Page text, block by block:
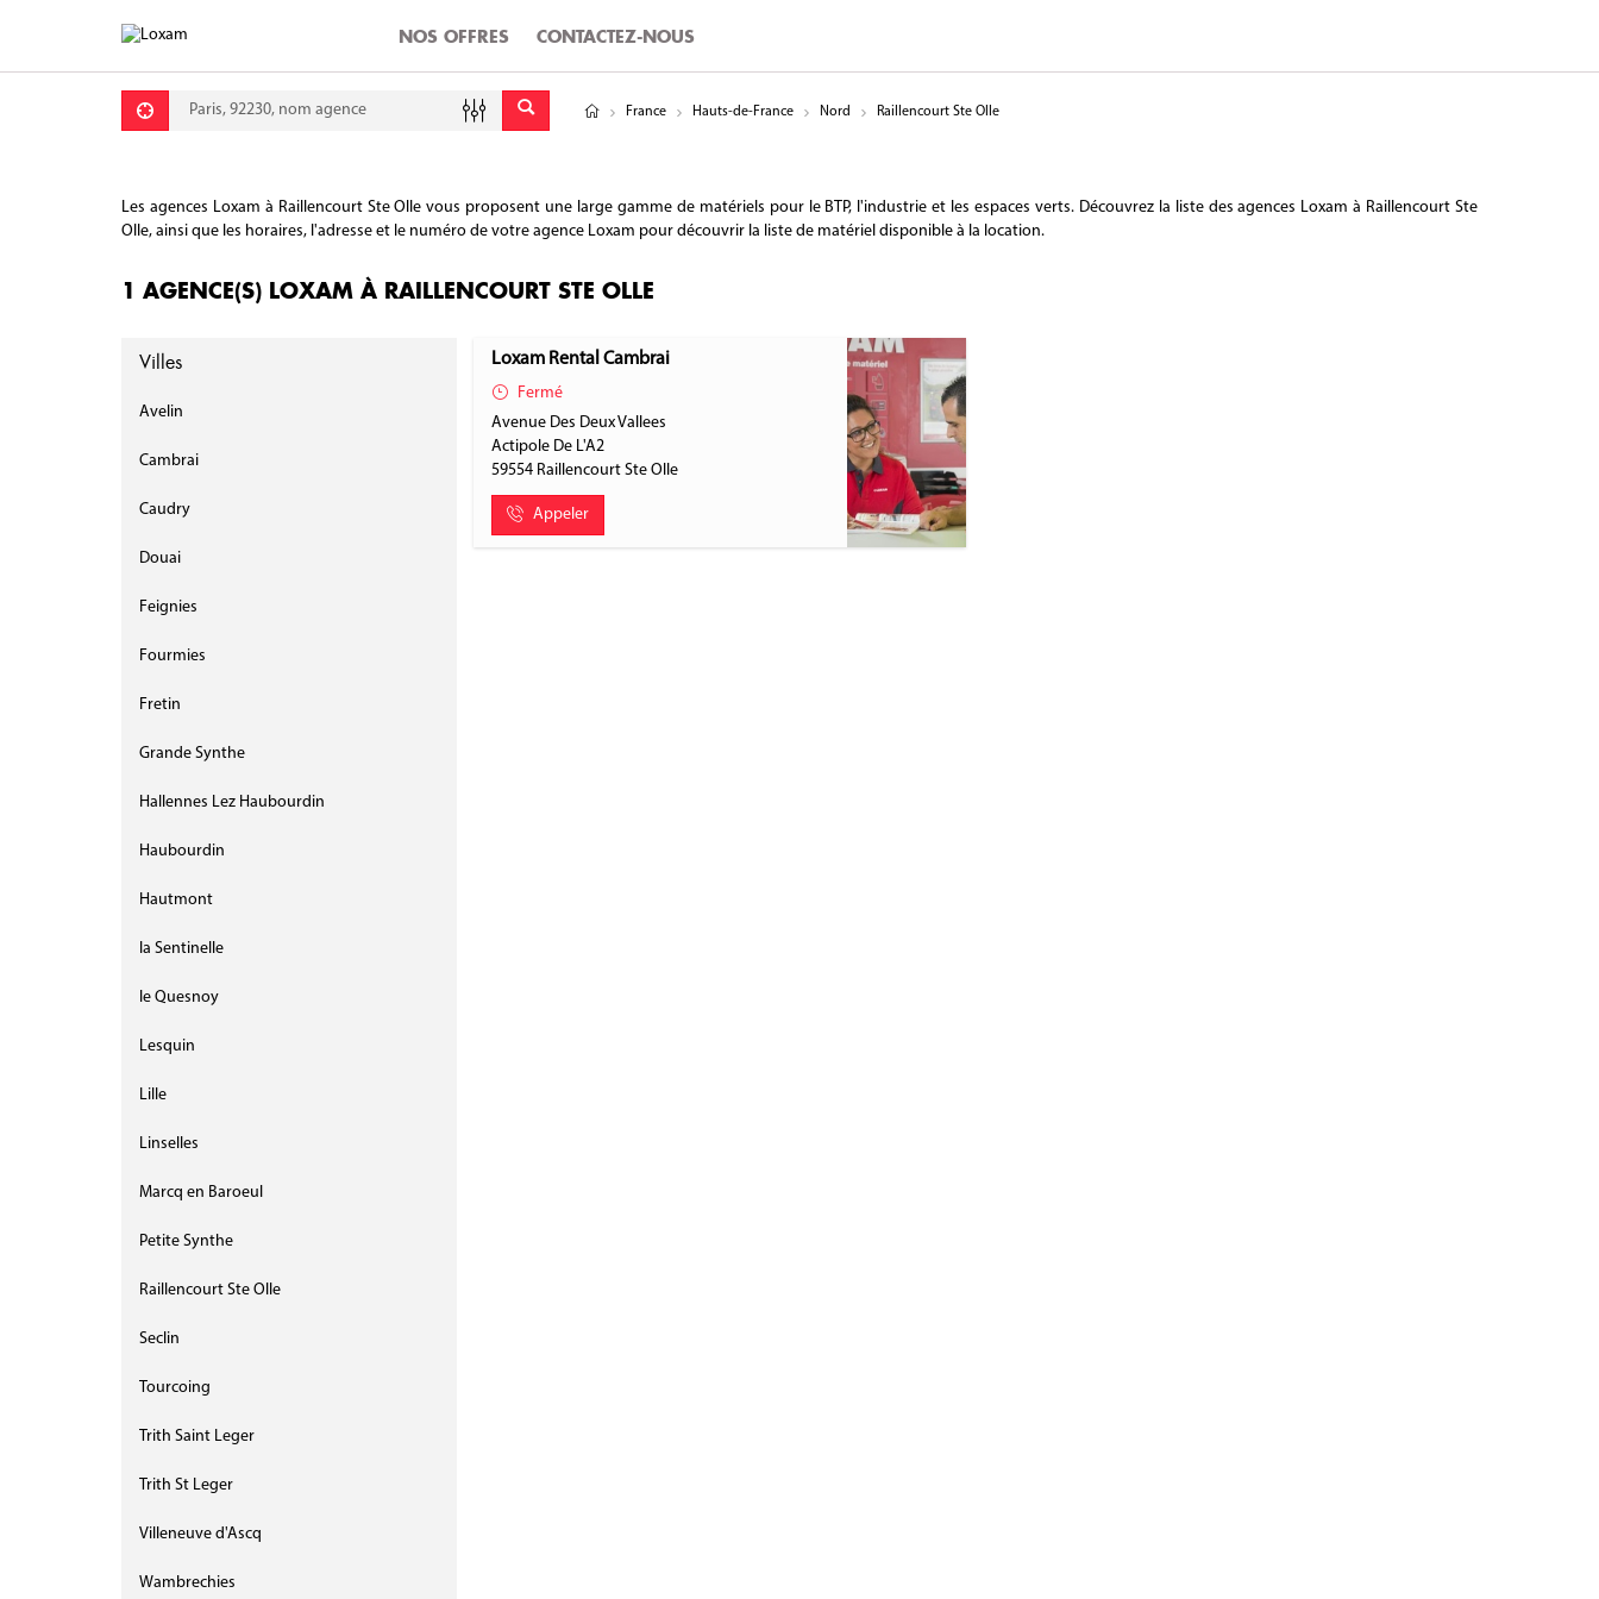
NOS OFFRES CONTACTEZ-NOUS
Requête Latitude
Longitude
France Hauts-de-France Nord Raillencourt Ste Olle
Les agences Loxam à Raillencourt Ste Olle vous proposent une large gamme de matériels pour le BTP, l'industrie et les espaces verts. Découvrez la liste des agences Loxam à Raillencourt Ste
Olle, ainsi que les horaires, l'adresse et le numéro de votre agence Loxam pour découvrir la liste de matériel disponible à la location.
1 AGENCE(S) LOXAM À RAILLENCOURT STE OLLE
Villes
Avelin
Cambrai
Caudry
Douai
Feignies
Fourmies
Fretin
Grande Synthe
Hallennes Lez Haubourdin
Haubourdin
Hautmont
la Sentinelle
le Quesnoy
Lesquin
Lille
Linselles
Marcq en Baroeul
Petite Synthe
Raillencourt Ste Olle
Seclin
Tourcoing
Trith Saint Leger
Trith St Leger
Villeneuve d'Ascq
Wambrechies
Loxam Rental Cambrai
Fermé
Avenue Des Deux Vallees
Actipole De L'A2
59554 Raillencourt Ste Olle
Appeler